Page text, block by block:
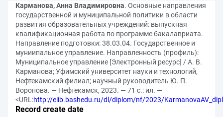
Карманова, Анна Владимировна. Основные направления
государственной и муниципальной политики в области
развития образовательных учреждений: выпускная
квалификационная работа по программе бакалавриата.
Направление подготовки: 38.03.04. Государственное и
муниипальное управление. Направленность (профиль):
Муниципальное управление [Электронный ресурс] / А. В.
Карманова; Уфимский университет науки и технологий,
Нефтекамский филиал; научный руководитель Ю. П.
Воронова. — Нефтекамск, 2023. — 71 с.: ил. —
<URL:http://elib.bashedu.ru/dl/diplom/nf/2023/
Record create date